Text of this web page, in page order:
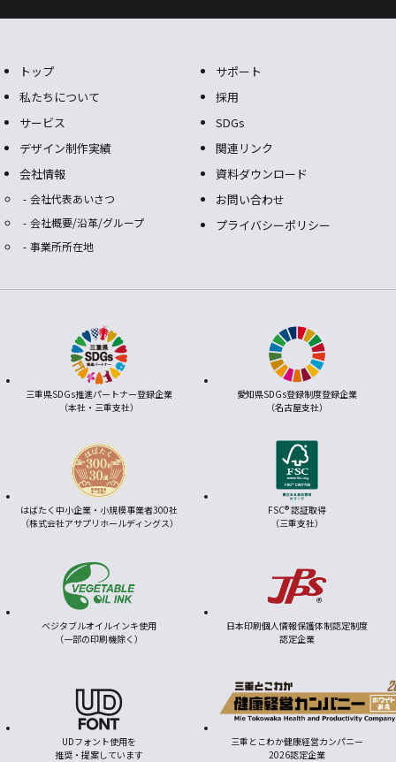
トップ
私たちについて
サービス
デザイン制作実績
会社情報
会社代表あいさつ
会社概要/沿革/グループ
事業所所在地
サポート
採用
SDGs
関連リンク
資料ダウンロード
お問い合わせ
プライバシーポリシー
三重県SDGs推進パートナー登録企業
（本社・三重支社）
愛知県SDGs登録制度登録企業
（名古屋支社）
はばたく中小企業・小規模事業者300社
（株式会社アサプリホールディングス）
FSC® 認証取得
（三重支社）
ベジタブルオイルインキ使用
（一部の印刷機除く）
日本印刷個人情報保護体制認定制度
認定企業
UDフォント使用を
推奨・提案しています
三重とこわか健康経営カンパニー
2026認定企業